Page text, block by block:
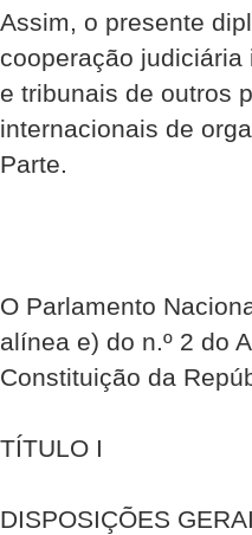
Assim, o presente
cooperação
e tribunais de outros
internacionais de
Parte.
O Parlamento
alínea e) do n.º 2 do
Constituição da
TÍTULO I
DISPOSIÇÕES